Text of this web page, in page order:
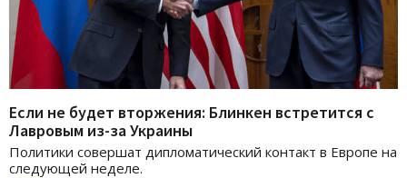
Если не будет вторжения: Блинкен встретится с
Лавровым из-за Украины
Политики совершат дипломатический контакт в Европе на
следующей неделе.